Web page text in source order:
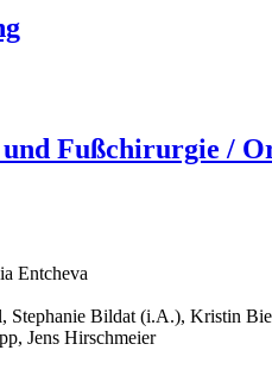
Fußchirurgie /
Entcheva
Stephanie Bildat (i.A.), Kristin
Jens Hirschmeier